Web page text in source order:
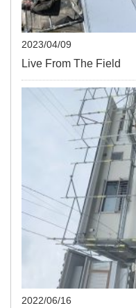
2023/04/09
Live From The Field
2022/06/16